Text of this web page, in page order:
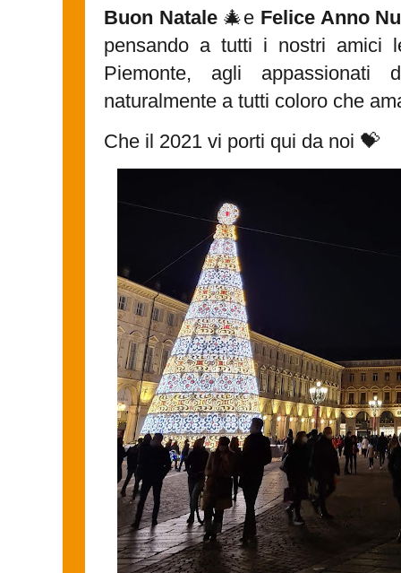
Buon Natale🎄e Felice Anno
pensando a tutti i nostri amici
Piemonte, agli
naturalmente a tutti coloro che
Che il 2021 vi porti qui da noi 💝